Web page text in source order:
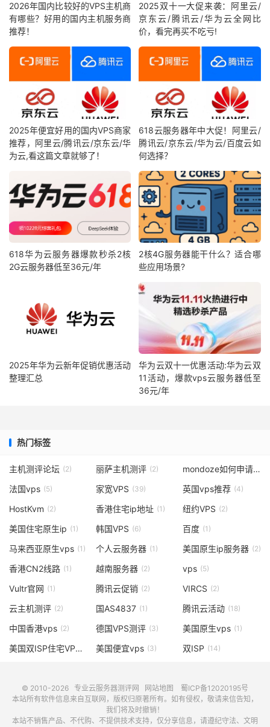
2026年国内比较好的VPS主机商
有哪些？好用的国内主机服务商
推荐！
2025双十一大促来袭：阿里云/
京东云/腾讯云/华为云全网比
价，看完再买不吃亏!
2025年便宜好用的国内VPS商家
推荐，阿里云/腾讯云/京东云/华
为云,看这篇文章就够了！
618云服务器年中大促！阿里云/
腾讯云/京东云/华为云/百度云如
何选择？
618华为云服务器爆款秒杀2核
2G云服务器低至36元/年
2核4G服务器能干什么？适合哪
些应用场景?
2025年华为云新年促销优惠活动
整理汇总
华为云双十一优惠活动:华为云双
11活动，爆款vps云服务器低至
36元/年
热门标签
主机测评论坛 (2) 丽萨主机测评 (2)
mondoze如何申请原生住宅ip
法国vps (5) 家宽VPS (39) 英国vps推荐 (4)
HostKvm (2) 香港住宅ip地址 (1) 纽约VPS (2)
美国住宅原生ip (1) 韩国VPS (6) 百度 (1)
马来西亚原生vps (1) 个人云服务器 (1) 美国原生ip服务器 (2)
香港CN2线路 (1) 越南服务器 (2) vps (5)
Vultr官网 (1) 腾讯云促销 (2) VIRCS (2)
云主机测评 (2) 国AS4837 (1) 腾讯云活动 (18)
中国香港vps (2) 德国VPS测评 (3) 美国原生vps (1)
美国双ISP住宅VPS 美国便宜vps (3) 双ISP (14)
© 2010-2026 专业云服务器测评网 网站地图
蜀ICP备12020195号
本站所有软件信息来自互联网，版权归原著所有。如有侵权，敬请来信告知，
我们将及时撤销！
本站不销售产品、不代购、不提供技术支持，仅分享信息，请遵纪守法、文明